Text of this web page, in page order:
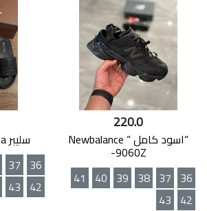
220.0
“اسود كامل “ Newbalance
-9060Z
36
37
38
39
40
41
42
43
سليبر Loro Piana- اسود
36
37
42
43